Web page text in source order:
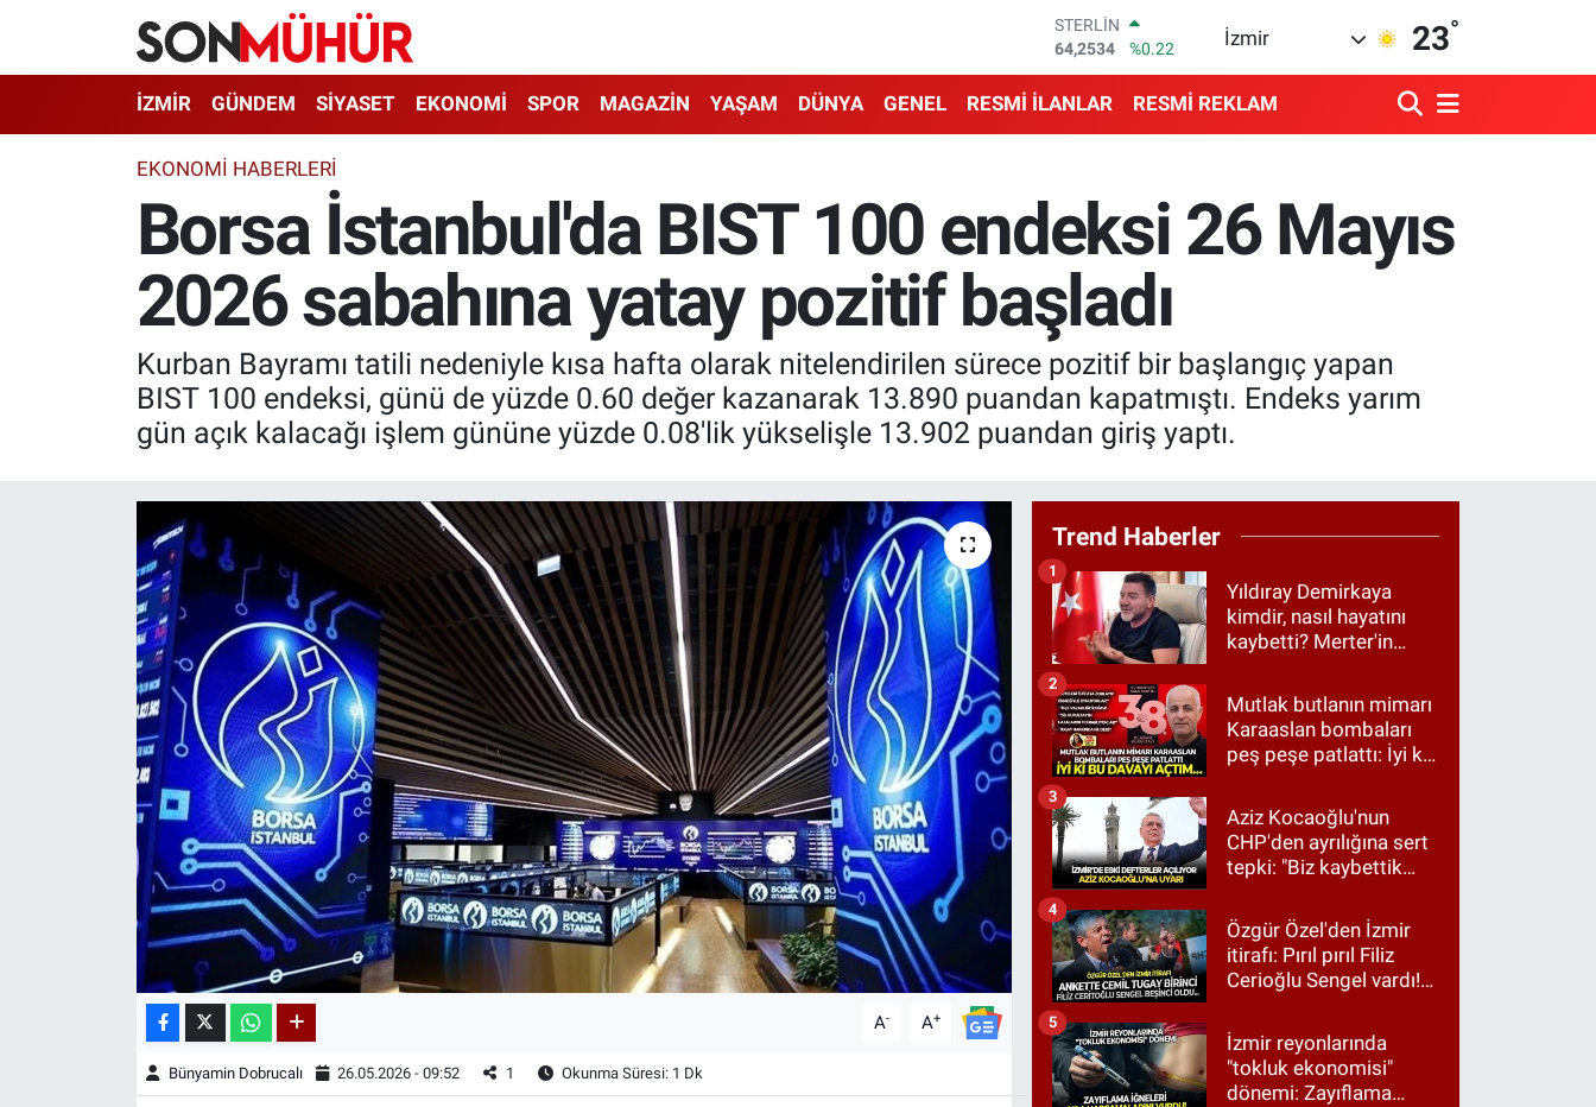
GRAM ALTIN
6527.85
%0.54
13.703
%0
BITCOIN
47,5971
%0.05
EURO
55,1336
%0.18
İzmir 23°
İZMİR GÜNDEM SİYASET EKONOMİ SPOR MAGAZİN YAŞAM DÜNYA GENEL RESMİ İLANLAR RESMİ REKLAM
EKONOMI HABERLERI
Borsa İstanbul'da BIST 100 endeksi 26 Mayıs
2026 sabahına yatay pozitif başladı
Kurban Bayramı tatili nedeniyle kısa hafta olarak nitelendirilen sürece pozitif bir başlangıç yapan
BIST 100 endeksi, günü de yüzde 0.60 değer kazanarak 13.890 puandan kapatmıştı. Endeks yarım
gün açık kalacağı işlem gününe yüzde 0.08'lik yükselişle 13.902 puandan giriş yaptı.
A- A+
Bünyamin Dobrucalı 26.05.2026 - 09:52 1 Okunma Süresi: 1 Dk
Trend Haberler
Yıldıray Demirkaya
kimdir, nasıl hayatını
kaybetti? Merter'in
mesajı
1
Mutlak butlanın mimarı
Karaaslan bombaları
peş peşe patlattı: İyi ki
2
Aziz Kocaoğlu'nun
CHP'den ayrılığına sert
tepki: "Biz kaybettik
etmedik"
3
Özgür Özel'den İzmir
itirafı: Pırıl pırıl Filiz
Cerioğlu Sengel vardı!
Tugay birinci çıktı
4
İzmir reyonlarında
"tokluk ekonomisi"
dönemi: Zayıflama
5
İzmir Nöbetçi Eczaneler
İzmir Hava Durumu
İzmir Namaz Vakitleri
İzmir Trafik Yoğunluk Haritası
Süper Lig Puan Durumu ve Fikstür
Tüm Manşetler
Son Dakika Haberleri
Haber Arşivi